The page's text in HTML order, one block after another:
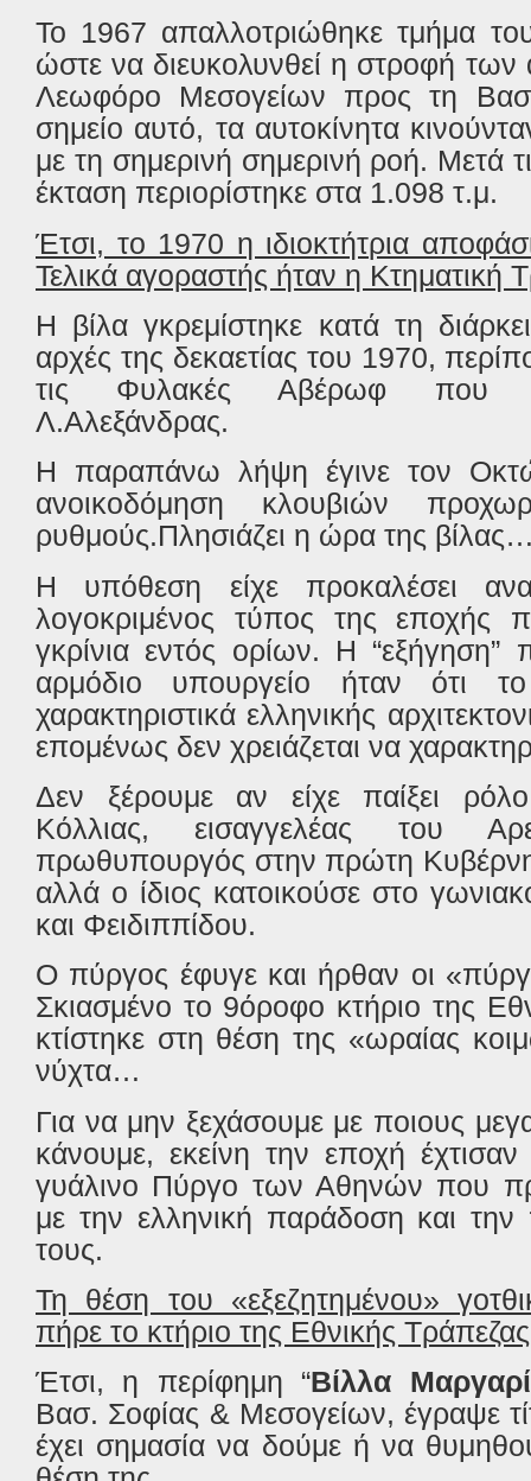
Το 1967 απαλλοτριώθηκε τμήμα
ώστε να διευκολυνθεί η στροφή των
Λεωφόρο Μεσογείων προς τη
σημείο αυτό, τα αυτοκίνητα
με τη σημερινή σημερινή ροή. Μετά
έκταση περιορίστηκε στα 1.098 τ.μ.
Έτσι, το 1970 η ιδιοκτήτρια
Τελικά αγοραστής ήταν η Κτηματική
Η βίλα γκρεμίστηκε κατά τη
αρχές της δεκαετίας του 1970,
τις Φυλακές Αβέρωφ που
Λ.Αλεξάνδρας.
Η παραπάνω λήψη έγινε τον
ανοικοδόμηση κλουβιών
ρυθμούς.Πλησιάζει η ώρα της
Η υπόθεση είχε προκαλέσει
λογοκριμένος τύπος της εποχής
γκρίνια εντός ορίων. Η
αρμόδιο υπουργείο ήταν ότι
χαρακτηριστικά ελληνικής
επομένως δεν χρειάζεται να
Δεν ξέρουμε αν είχε παίξει
Κόλλιας, εισαγγελέας του
πρωθυπουργός στην πρώτη
αλλά ο ίδιος κατοικούσε στο
και Φειδιππίδου.
Ο πύργος έφυγε και ήρθαν οι
Σκιασμένο το 9όροφο κτήριο της
κτίστηκε στη θέση της «ωραίας
νύχτα…
Για να μην ξεχάσουμε με ποιους
κάνουμε, εκείνη την εποχή
γυάλινο Πύργο των Αθηνών που
με την ελληνική παράδοση και την
τους.
Τη θέση του «εξεζητημένου»
πήρε το κτήριο της Εθνικής
Έτσι, η περίφημη “Βίλλα
Βασ. Σοφίας & Μεσογείων, έγραψε
έχει σημασία να δούμε ή να